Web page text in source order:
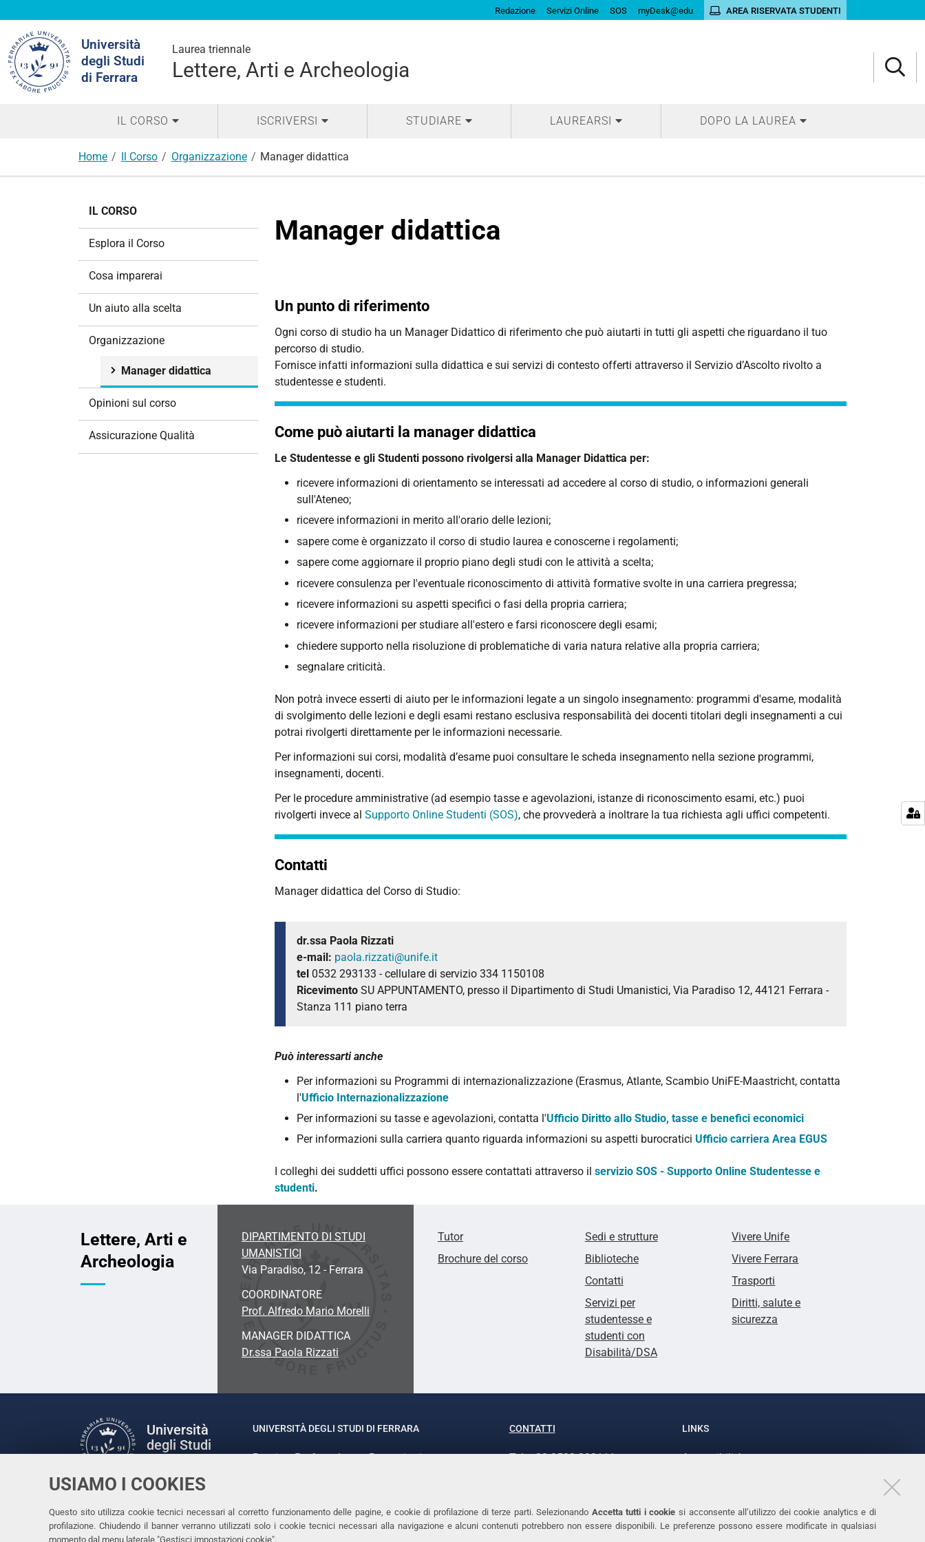
USIAMO I COOKIES
Questo sito utilizza cookie tecnici necessari al corretto funzionamento delle pagine, e cookie di profilazione di terze parti. Selezionando Accetta tutti i cookie si acconsente all’utilizzo dei cookie analytics e di
profilazione. Chiudendo il banner verranno utilizzati solo i cookie tecnici necessari alla navigazione e alcuni contenuti potrebbero non essere disponibili. Le preferenze possono essere modificate in qualsiasi
momento dal menu laterale "Gestisci impostazioni cookie".
Redazione Servizi Online SOS myDesk@edu AREA RISERVATA STUDENTI
Università
degli Studi
di Ferrara
Laurea triennale
Lettere, Arti e Archeologia
nel
sito
IL CORSO ISCRIVERSI STUDIARE LAUREARSI DOPO LA LAUREA
Home Il Corso Organizzazione Manager didattica
Manager didattica
Un punto di riferimento
Ogni corso di studio ha un Manager Didattico di riferimento che può aiutarti in tutti gli aspetti che riguardano il tuo
percorso di studio.
Fornisce infatti informazioni sulla didattica e sui servizi di contesto offerti attraverso il Servizio d’Ascolto rivolto a
studentesse e studenti.
Come può aiutarti la manager didattica
Le Studentesse e gli Studenti possono rivolgersi alla Manager Didattica per:
ricevere informazioni di orientamento se interessati ad accedere al corso di studio, o informazioni generali
sull'Ateneo;
ricevere informazioni in merito all'orario delle lezioni;
sapere come è organizzato il corso di studio laurea e conoscerne i regolamenti;
sapere come aggiornare il proprio piano degli studi con le attività a scelta;
ricevere consulenza per l'eventuale riconoscimento di attività formative svolte in una carriera pregressa;
ricevere informazioni su aspetti specifici o fasi della propria carriera;
ricevere informazioni per studiare all'estero e farsi riconoscere degli esami;
chiedere supporto nella risoluzione di problematiche di varia natura relative alla propria carriera;
segnalare criticità.
Non potrà invece esserti di aiuto per le informazioni legate a un singolo insegnamento: programmi d'esame, modalità
di svolgimento delle lezioni e degli esami restano esclusiva responsabilità dei docenti titolari degli insegnamenti a cui
potrai rivolgerti direttamente per le informazioni necessarie.
Per informazioni sui corsi, modalità d’esame puoi consultare le scheda insegnamento nella sezione programmi,
insegnamenti, docenti.
Per le procedure amministrative (ad esempio tasse e agevolazioni, istanze di riconoscimento esami, etc.) puoi
rivolgerti invece al Supporto Online Studenti (SOS), che provvederà a inoltrare la tua richiesta agli uffici competenti.
Contatti
Manager didattica del Corso di Studio:
dr.ssa Paola Rizzati
e-mail: paola.rizzati@unife.it
tel 0532 293133 - cellulare di servizio 334 1150108
Ricevimento SU APPUNTAMENTO, presso il Dipartimento di Studi Umanistici, Via Paradiso 12, 44121 Ferrara -
Stanza 111 piano terra
Può interessarti anche
Per informazioni su Programmi di internazionalizzazione (Erasmus, Atlante, Scambio UniFE-Maastricht, contatta
l'Ufficio Internazionalizzazione
Per informazioni su tasse e agevolazioni, contatta l'Ufficio Diritto allo Studio, tasse e benefici economici
Per informazioni sulla carriera quanto riguarda informazioni su aspetti burocratici Ufficio carriera Area EGUS
I colleghi dei suddetti uffici possono essere contattati attraverso il servizio SOS - Supporto Online Studentesse e
studenti.
IL CORSO
Esplora il Corso
Cosa imparerai
Un aiuto alla scelta
Organizzazione
Manager didattica
Opinioni sul corso
Assicurazione Qualità
Lettere, Arti e
Archeologia
DIPARTIMENTO DI STUDI
UMANISTICI
Via Paradiso, 12 - Ferrara
COORDINATORE
Prof. Alfredo Mario Morelli
MANAGER DIDATTICA
Dr.ssa Paola Rizzati
Tutor
Brochure del corso
Sedi e strutture
Biblioteche
Contatti
Servizi per
studentesse e
studenti con
Disabilità/DSA
Vivere Unife
Vivere Ferrara
Trasporti
Diritti, salute e
sicurezza
Università
degli Studi
Facebook
LinkedinInstagram
Youtube
UNIVERSITÀ DEGLI STUDI DI FERRARA
Rettrice: Prof.ssa Laura Ramaciotti
CONTATTI
Tel. +39 0532 293111
LINKS
Accessibilità
Cookies